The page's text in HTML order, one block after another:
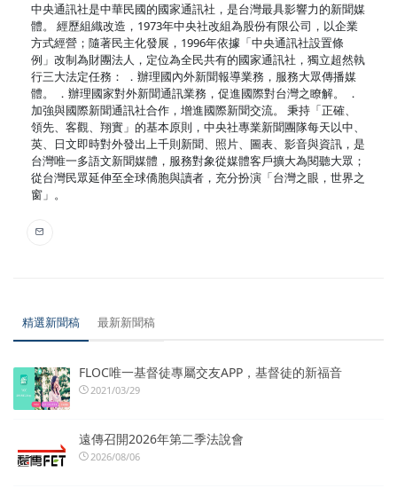
中央通訊社是中華民國的國家通訊社，是台灣最具影響力的新聞媒
體。 經歷組織改造，1973年中央社改組為股份有限公司，以企業
方式經營；隨著民主化發展，1996年依據「中央通訊社設置條
例」改制為財團法人，定位為全民共有的國家通訊社，獨立超然執
行三大法定任務： ．辦理國內外新聞報導業務，服務大眾傳播媒
體。 ．辦理國家對外新聞通訊業務，促進國際對台灣之瞭解。 ．
加強與國際新聞通訊社合作，增進國際新聞交流。 秉持「正確、
領先、客觀、翔實」的基本原則，中央社專業新聞團隊每天以中、
英、日文即時對外發出上千則新聞、照片、圖表、影音與資訊，是
台灣唯一多語文新聞媒體，服務對象從媒體客戶擴大為閱聽大眾；
從台灣民眾延伸至全球僑胞與讀者，充分扮演「台灣之眼，世界之
窗」。
精選新聞稿 最新新聞稿
FLOC唯一基督徒專屬交友APP，基督徒的新福音
2021/03/29
遠傳召開2026年第二季法說會
2026/08/06